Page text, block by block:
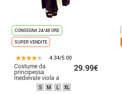
CONSEGNA 24/48 ORE
SUPER VENDITE
4.34/5.00
Costume da
principessa
medievale viola a
maniche lunghe
per donna
29.99€
S M L XL